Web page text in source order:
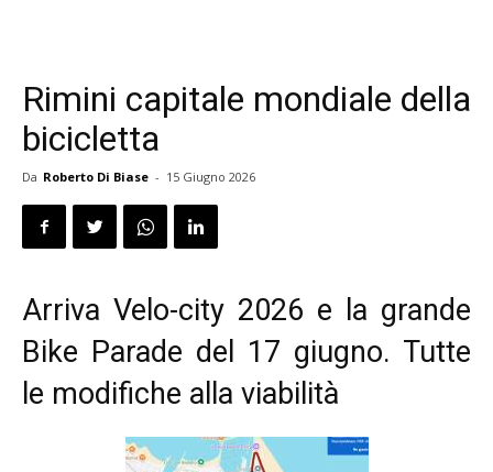
Rimini capitale mondiale della
bicicletta
Da Roberto Di Biase - 15 Giugno 2026
Arriva Velo-city 2026 e la grande
Bike Parade del 17 giugno. Tutte
le modifiche alla viabilità